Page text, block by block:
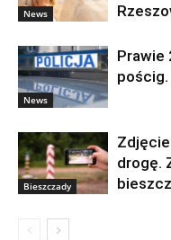
News
News
Prawie
Bieszczady
drogę.